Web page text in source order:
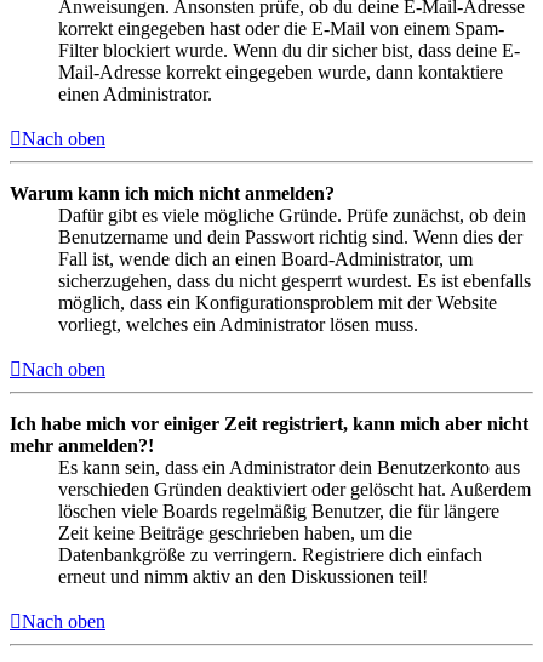
Anweisungen. Ansonsten prüfe, ob du deine E-Mail-Adresse
korrekt eingegeben hast oder die E-Mail von einem Spam-
Filter blockiert wurde. Wenn du dir sicher bist, dass deine E-
Mail-Adresse korrekt eingegeben wurde, dann kontaktiere
einen Administrator.
Nach oben
Warum kann ich mich nicht anmelden?
Dafür gibt es viele mögliche Gründe. Prüfe zunächst, ob dein
Benutzername und dein Passwort richtig sind. Wenn dies der
Fall ist, wende dich an einen Board-Administrator, um
sicherzugehen, dass du nicht gesperrt wurdest. Es ist ebenfalls
möglich, dass ein Konfigurationsproblem mit der Website
vorliegt, welches ein Administrator lösen muss.
Nach oben
Ich habe mich vor einiger Zeit registriert, kann mich aber nicht
mehr anmelden?!
Es kann sein, dass ein Administrator dein Benutzerkonto aus
verschieden Gründen deaktiviert oder gelöscht hat. Außerdem
löschen viele Boards regelmäßig Benutzer, die für längere
Zeit keine Beiträge geschrieben haben, um die
Datenbankgröße zu verringern. Registriere dich einfach
erneut und nimm aktiv an den Diskussionen teil!
Nach oben